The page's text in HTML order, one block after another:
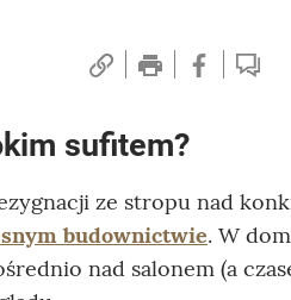
sufitem?
ze stropu nad
budownictwie. W
nad salonem (a